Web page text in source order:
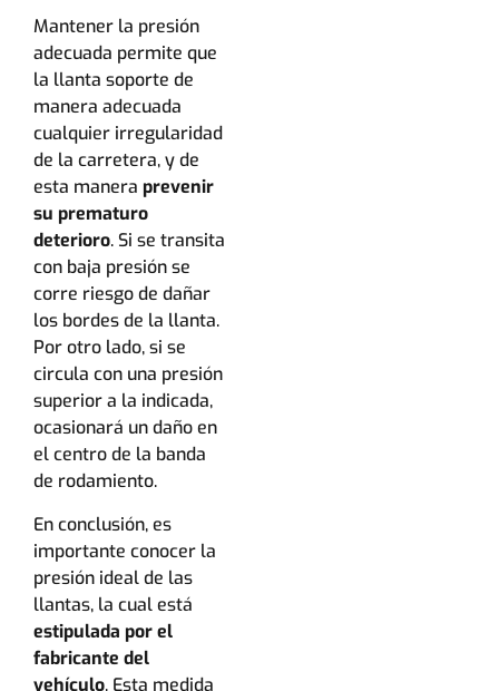
Mantener la presión
adecuada permite que
la llanta soporte de
manera adecuada
cualquier irregularidad
de la carretera, y de
esta manera prevenir
su prematuro
deterioro. Si se transita
con baja presión se
corre riesgo de dañar
los bordes de la llanta.
Por otro lado, si se
circula con una presión
superior a la indicada,
ocasionará un daño en
el centro de la banda
de rodamiento.
En conclusión, es
importante conocer la
presión ideal de las
llantas, la cual está
estipulada por el
fabricante del
vehículo. Esta medida